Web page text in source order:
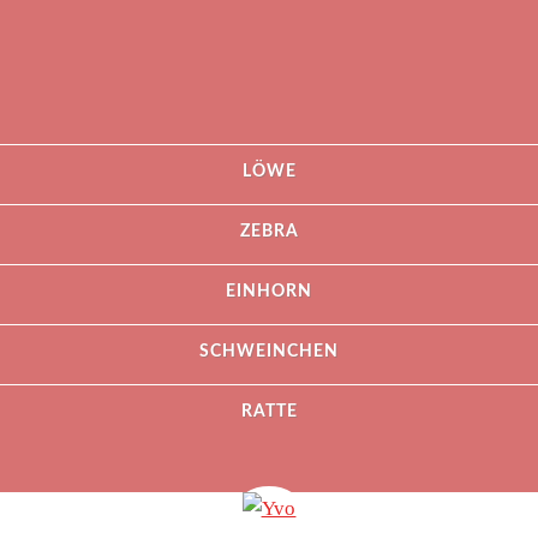
LÖWE
ZEBRA
EINHORN
SCHWEINCHEN
RATTE